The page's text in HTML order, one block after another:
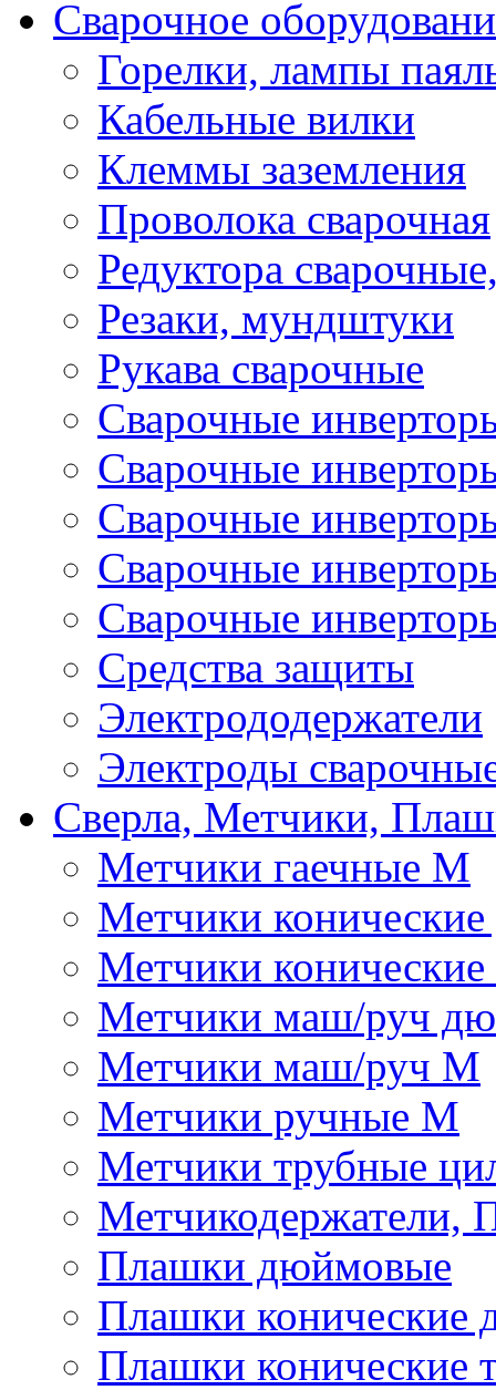
Сварочное
Горелки, лампы
Кабельные вилки
Клеммы заземления
Проволока сварочная
Редуктора
Резаки, мундштуки
Рукава сварочные
Сварочные
Сварочные
Сварочные
Сварочные
Сварочные
Средства защиты
Электрододержатели
Электроды
Сверла, Метчики,
Метчики гаечные М
Метчики
Метчики
Метчики маш/руч
Метчики маш/руч М
Метчики ручные М
Метчики трубные
Метчикодержатели,
Плашки дюймовые
Плашки
Плашки конические